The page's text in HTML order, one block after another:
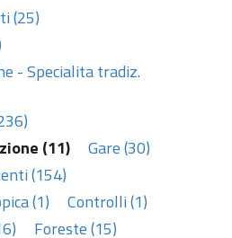
(25)
- Specialita tradiz.
(11)
Gare (30)
(154)
(1)
Controlli (1)
Foreste (15)